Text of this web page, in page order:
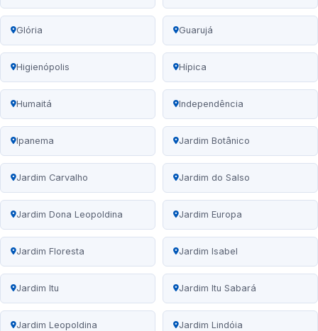
Glória Guarujá
Higienópolis Hípica
Humaitá Independência
Ipanema Jardim Botânico
Jardim Carvalho Jardim do Salso
Jardim Dona Leopoldina Jardim Europa
Jardim Floresta Jardim Isabel
Jardim Itu Jardim Itu Sabará
Jardim Leopoldina Jardim Lindóia